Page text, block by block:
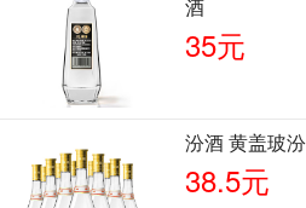
酒
35元
汾酒 黄盖玻
38.5元